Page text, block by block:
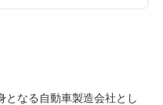
となる自動車製造会社とし